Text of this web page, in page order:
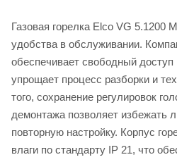
Газовая горелка Elco VG 5.1200
удобства в обслуживании.
обеспечивает свободный
упрощает процесс разборки и
того, сохранение регулировок
демонтажа позволяет избежать
повторную настройку. Корпус
влаги по стандарту IP 21, что